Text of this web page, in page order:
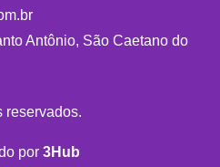
Antônio, São Caetano do
reservados.
por 3Hub